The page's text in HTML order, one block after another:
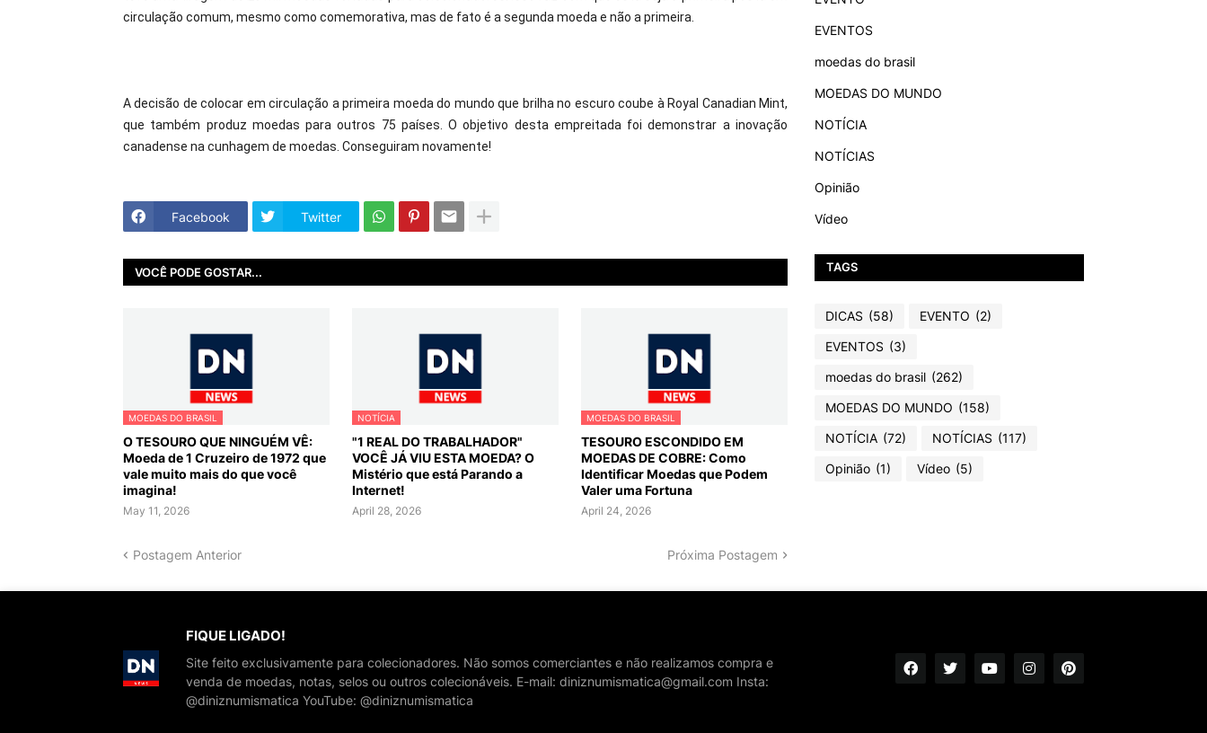
circulação comum, mesmo como comemorativa, mas de fato é a segunda moeda e não a primeira.
A decisão de colocar em circulação a primeira moeda do mundo que brilha no escuro coube à Royal Canadian Mint,
que também produz moedas para outros 75 países. O objetivo desta empreitada foi demonstrar a inovação
canadense na cunhagem de moedas. Conseguiram novamente!
Facebook Twitter
VOCÊ PODE GOSTAR...
MOEDAS DO BRASIL
O TESOURO QUE NINGUÉM VÊ:
Moeda de 1 Cruzeiro de 1972 que
vale muito mais do que você
imagina!
May 11, 2026
NOTÍCIA
"1 REAL DO TRABALHADOR"
VOCÊ JÁ VIU ESTA MOEDA? O
Mistério que está Parando a
Internet!
April 28, 2026
MOEDAS DO BRASIL
TESOURO ESCONDIDO EM
MOEDAS DE COBRE: Como
Identificar Moedas que Podem
Valer uma Fortuna
April 24, 2026
Postagem Anterior Próxima Postagem
EVENTOS
moedas do brasil
MOEDAS DO MUNDO
NOTÍCIA
NOTÍCIAS
Opinião
Vídeo
TAGS
DICAS (58) EVENTO (2)
EVENTOS (3)
moedas do brasil (262)
MOEDAS DO MUNDO (158)
NOTÍCIA (72) NOTÍCIAS (117)
Opinião (1) Vídeo (5)
FIQUE LIGADO!
Site feito exclusivamente para colecionadores. Não somos comerciantes e não realizamos compra e
venda de moedas, notas, selos ou outros colecionáveis. E-mail: diniznumismatica@gmail.com Insta:
@diniznumismatica YouTube: @diniznumismatica